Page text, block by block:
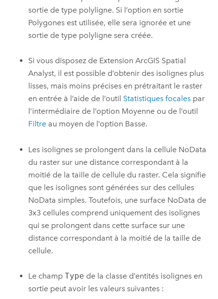
sortie de type polyligne. Si l’option en sortie
Polygones est utilisée, elle sera ignorée et une
sortie de type polyligne sera créée.
Si vous disposez de Extension ArcGIS Spatial
Analyst, il est possible d’obtenir des isolignes plus
lisses, mais moins précises en prétraitant le raster
en entrée à l’aide de l’outil Statistiques focales par
l’intermédiaire de l’option Moyenne ou de l’outil
Filtre au moyen de l’option Basse.
Les isolignes se prolongent dans la cellule NoData
du raster sur une distance correspondant à la
moitié de la taille de cellule du raster. Cela signifie
que les isolignes sont générées sur des cellules
NoData simples. Toutefois, une surface NoData de
3x3 cellules comprend uniquement des isolignes
qui se prolongent dans cette surface sur une
distance correspondant à la moitié de la taille de
cellule.
Le champType de la classe d’entités isolignes en
sortie peut avoir les valeurs suivantes :